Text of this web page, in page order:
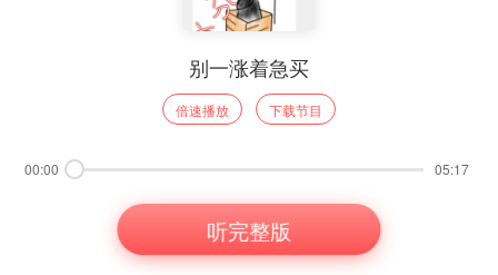
别一涨着急买
倍速播放 下载节目
00:00 05:17
听完整版